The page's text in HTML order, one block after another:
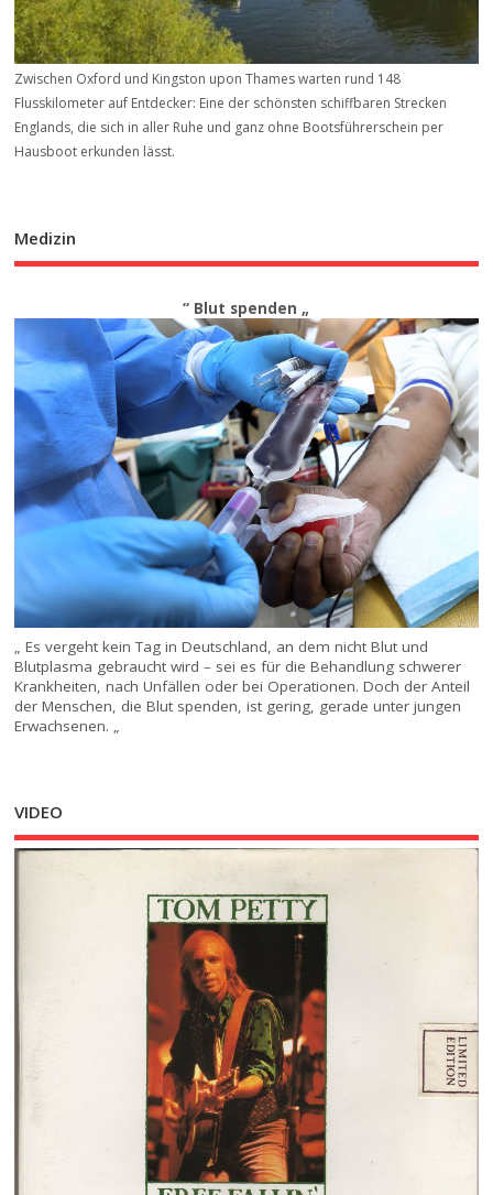
Zwischen Oxford und Kingston upon Thames warten rund 148
Flusskilometer auf Entdecker: Eine der schönsten schiffbaren Strecken
Englands, die sich in aller Ruhe und ganz ohne Bootsführerschein per
Hausboot erkunden lässt.
Medizin
“ Blut spenden „
„ Es vergeht kein Tag in Deutschland, an dem nicht Blut und
Blutplasma gebraucht wird – sei es für die Behandlung schwerer
Krankheiten, nach Unfällen oder bei Operationen. Doch der Anteil
der Menschen, die Blut spenden, ist gering, gerade unter jungen
Erwachsenen. „
VIDEO